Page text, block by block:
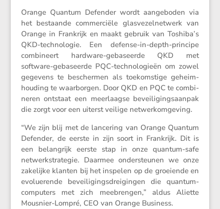
Orange Quantum Defender wordt aange­boden via
het bestaande commer­ciële glasve­zel­net­werk van
Orange in Frank­rijk en maakt gebruik van Toshiba’s
QKD-techno­logie. Een defense-in-depth-principe
combi­neert hardware-gebaseerde QKD met
software-gebaseerde PQC-techno­lo­gieën om zowel
gegevens te beschermen als toekom­stige geheim­
hou­ding te waarborgen. Door QKD en PQC te combi­
neren ontstaat een meerlaagse bevei­li­gings­aanpak
die zorgt voor een uiterst veilige netwerkomgeving.
“We zijn blij met de lance­ring van Orange Quantum
Defender, de eerste in zijn soort in Frank­rijk. Dit is
een belang­rijk eerste stap in onze quantum-safe
netwerk­stra­tegie. Daarmee onder­steunen we onze
zakelijke klanten bij het inspelen op de groei­ende en
evolu­e­rende bevei­li­gings­drei­gingen die quantum­
com­pu­ters met zich meebrengen,” aldus Aliette
Mousnier-Lompré, CEO van Orange Business.